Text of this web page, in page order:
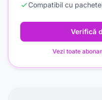
Compatibil cu
Verifică
Vezi toate